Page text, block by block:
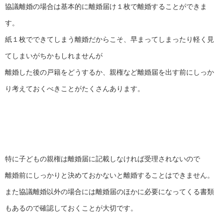
協議離婚の場合は基本的に離婚届け１枚で離婚することができま
す。
紙１枚でできてしまう離婚だからこそ、早まってしまったり軽く見
てしまいがちかもしれませんが
離婚した後の戸籍をどうするか、親権など離婚届を出す前にしっか
り考えておくべきことがたくさんあります。
特に子どもの親権は離婚届に記載しなければ受理されないので
離婚前にしっかりと決めておかないと離婚することはできません。
また協議離婚以外の場合には離婚届のほかに必要になってくる書類
もあるので確認しておくことが大切です。